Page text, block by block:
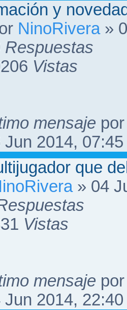
y
NinoRivera»
Respuestas
Vistas
mensaje
Jun 2014, 07:45
que
» 04
Vistas
mensaje
Jun 2014, 22:40